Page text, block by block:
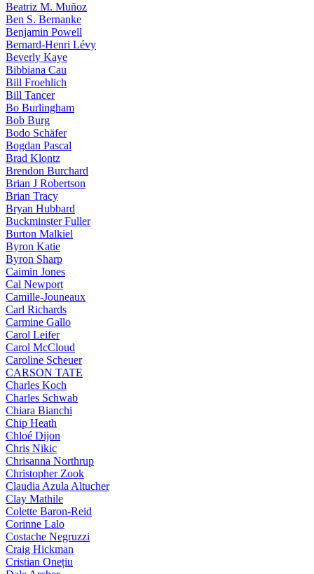
Beatriz M. Muñoz
Ben S. Bernanke
Benjamin Powell
Bernard-Henri Lévy
Beverly Kaye
Bibbiana Cau
Bill Froehlich
Bill Tancer
Bo Burlingham
Bob Burg
Bodo Schäfer
Bogdan Pascal
Brad Klontz
Brendon Burchard
Brian J Robertson
Brian Tracy
Bryan Hubbard
Buckminster Fuller
Burton Malkiel
Byron Katie
Byron Sharp
Caimin Jones
Cal Newport
Camille-Jouneaux
Carl Richards
Carmine Gallo
Carol Leifer
Carol McCloud
Caroline Scheuer
CARSON TATE
Charles Koch
Charles Schwab
Chiara Bianchi
Chip Heath
Chloé Dijon
Chris Nikic
Chrisanna Northrup
Christopher Zook
Claudia Azula Altucher
Clay Mathile
Colette Baron-Reid
Corinne Lalo
Costache Negruzzi
Craig Hickman
Cristian Onețiu